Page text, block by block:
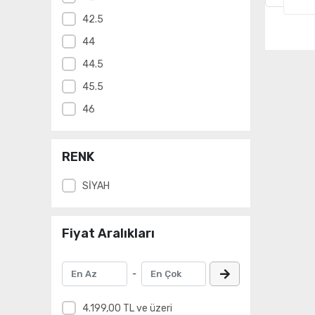
42.5
44
44.5
45.5
46
RENK
SİYAH
Fiyat Aralıkları
-
4.199,00 TL ve üzeri